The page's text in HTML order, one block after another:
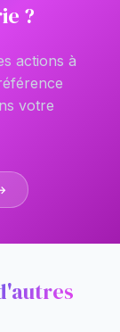
?
actions à
votre